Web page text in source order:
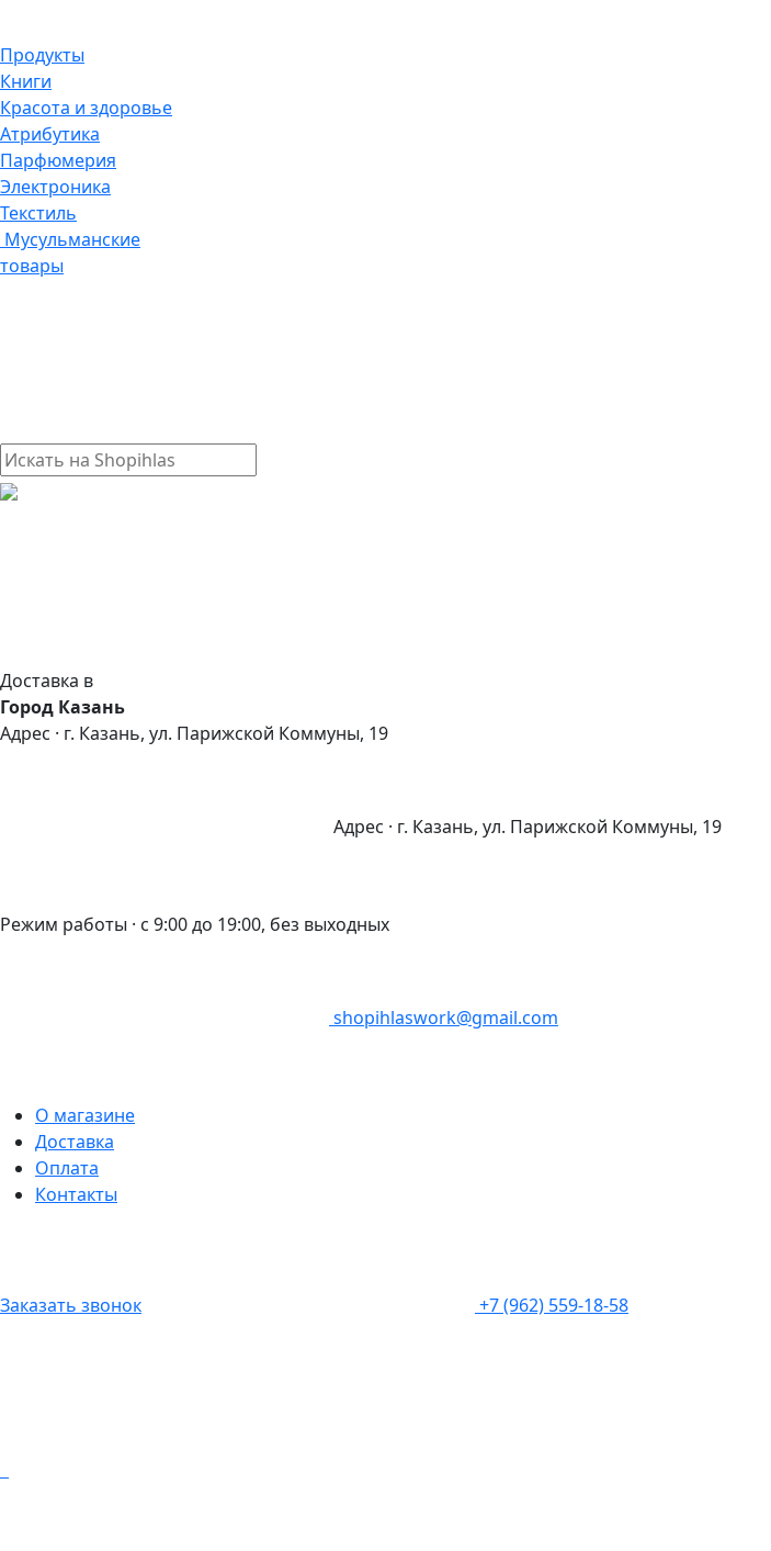
Продукты
Книги
Красота и здоровье
Атрибутика
Парфюмерия
Электроника
Текстиль
Мусульманские
товары
Доставка в
Город Казань
Адрес · г. Казань, ул. Парижской Коммуны, 19
Адрес · г. Казань, ул. Парижской Коммуны, 19
Режим работы · с 9:00 до 19:00, без выходных
shopihlaswork@gmail.com
О магазине
Доставка
Оплата
Контакты
Заказать звонок +7 (962) 559-18-58